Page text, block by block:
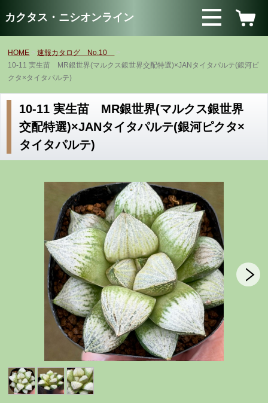
カクタス・ニシオンライン
HOME
速報カタログ No.10
10-11 実生苗 MR銀世界(マルクス銀世界交配特選)×JANタイタパルテ(銀河ピ
クタ×タイタパルテ)
10-11 実生苗 MR銀世界(マルクス銀世界
交配特選)×JANタイタパルテ(銀河ピクタ×
タイタパルテ)